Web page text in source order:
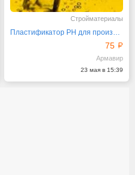
Стройматериалы
Пластификатор РН для производства ПБВ
75
Армавир
23 мая в 15:39